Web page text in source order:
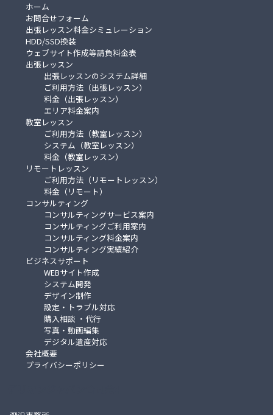
ホーム
お問合せフォーム
出張レッスン料金シミュレーション
HDD/SSD換装
ウェブサイト作成等請負料金表
出張レッスン
出張レッスンのシステム詳細
ご利用方法（出張レッスン）
料金（出張レッスン）
エリア料金案内
教室レッスン
ご利用方法（教室レッスン）
システム（教室レッスン）
料金（教室レッスン）
リモートレッスン
ご利用方法（リモートレッスン）
料金（リモート）
コンサルティング
コンサルティングサービス案内
コンサルティングご利用案内
コンサルティング料金案内
コンサルティング実績紹介
ビジネスサポート
WEBサイト作成
システム開発
デザイン制作
設定・トラブル対応
購入相談 ・代行
写真・動画編集
デジタル遺産対応
会社概要
プライバシーポリシー